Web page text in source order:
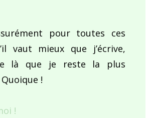
pour toutes ces
vaut mieux que j’écrive,
là que je reste la plus
!
!